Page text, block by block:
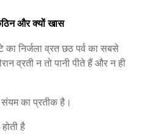
और क्यों खास
निर्जला व्रत छठ पर्व का सबसे
व्रती न तो पानी पीते हैं और न ही
का प्रतीक है।
है